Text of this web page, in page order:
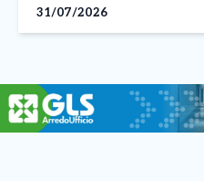
campo è ben diversa da
31/07/2026